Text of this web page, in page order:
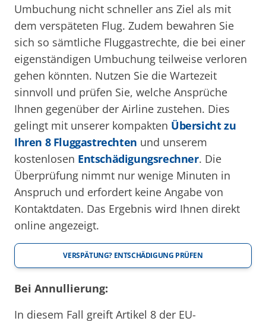
Umbuchung nicht schneller ans Ziel als mit
dem verspäteten Flug. Zudem bewahren Sie
sich so sämtliche Fluggastrechte, die bei einer
eigenständigen Umbuchung teilweise verloren
gehen könnten. Nutzen Sie die Wartezeit
sinnvoll und prüfen Sie, welche Ansprüche
Ihnen gegenüber der Airline zustehen. Dies
gelingt mit unserer kompakten Übersicht zu
Ihren 8 Fluggastrechten und unserem
kostenlosen Entschädigungsrechner. Die
Überprüfung nimmt nur wenige Minuten in
Anspruch und erfordert keine Angabe von
Kontaktdaten. Das Ergebnis wird Ihnen direkt
online angezeigt.
VERSPÄTUNG? ENTSCHÄDIGUNG PRÜFEN
Bei Annullierung:
In diesem Fall greift Artikel 8 der EU-